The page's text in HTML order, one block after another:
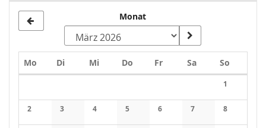
Monat
Mo Montag
DiDienstag
MiMittwoch
Do Donnerstag
FrFreitagSaSamstag
So
1
Keine
2 3 4 5 6 7 8